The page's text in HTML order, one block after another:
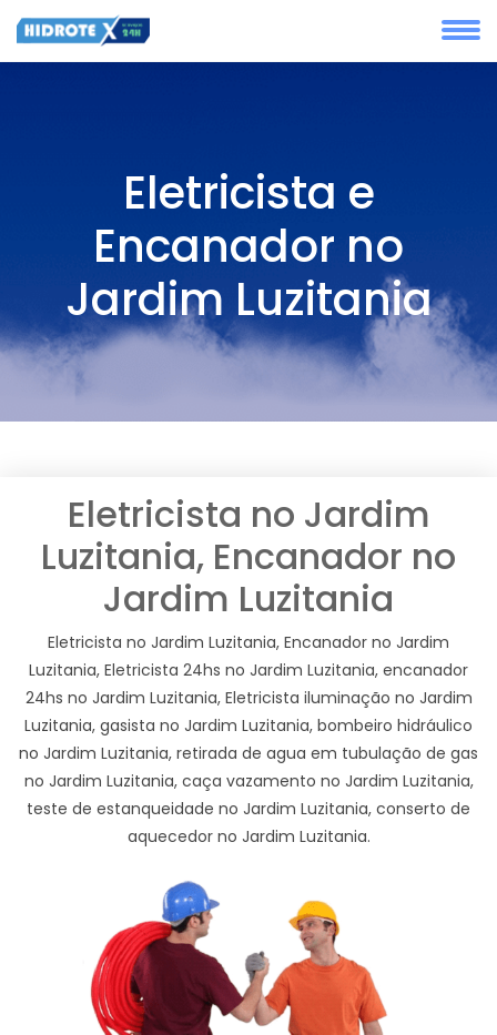
Eletricista e
Encanador no
Jardim Luzitania
Eletricista no Jardim
Luzitania, Encanador no
Jardim Luzitania
Eletricista no Jardim Luzitania, Encanador no Jardim
Luzitania, Eletricista 24hs no Jardim Luzitania, encanador
24hs no Jardim Luzitania, Eletricista iluminação no Jardim
Luzitania, gasista no Jardim Luzitania, bombeiro hidráulico
no Jardim Luzitania, retirada de agua em tubulação de gas
no Jardim Luzitania, caça vazamento no Jardim Luzitania,
teste de estanqueidade no Jardim Luzitania, conserto de
aquecedor no Jardim Luzitania.